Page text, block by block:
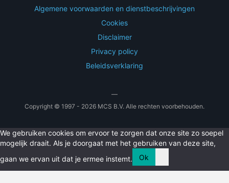
Algemene voorwaarden en dienstbeschrijvingen
Cookies
Disclaimer
Privacy policy
Beleidsverklaring
—
Copyright © 1997 - 2026 MCS B.V. Alle rechten voorbehouden.
We gebruiken cookies om ervoor te zorgen dat onze site zo soepel
mogelijk draait. Als je doorgaat met het gebruiken van deze site,
gaan we ervan uit dat je ermee instemt.
Ok